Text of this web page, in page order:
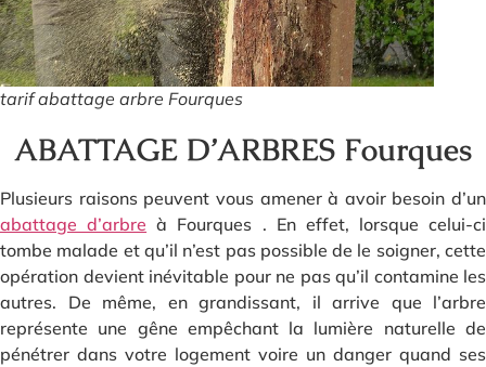
tarif abattage arbre Fourques
ABATTAGE D’ARBRES Fourques
Plusieurs raisons peuvent vous amener à avoir besoin d’un
abattage d’arbre à Fourques . En effet, lorsque celui-ci
tombe malade et qu’il n’est pas possible de le soigner, cette
opération devient inévitable pour ne pas qu’il contamine les
autres. De même, en grandissant, il arrive que l’arbre
représente une gêne empêchant la lumière naturelle de
pénétrer dans votre logement voire un danger quand ses